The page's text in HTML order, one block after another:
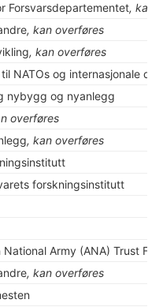
Forsvarsdepartementet, kan
, kan overføres
, kan overføres
NATOs og internasjonale
nybygg og nyanlegg
overføres
, kan overføres
forskningsinstitutt
Army (ANA) Trust
, kan overføres